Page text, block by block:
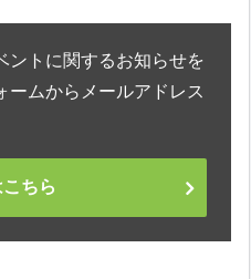
ントに関するお知らせを
ームからメールアドレス
ちら